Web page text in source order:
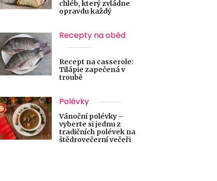
chléb, který zvládne
opravdu každý
Recepty na oběd
Recept na casserole:
Tilápie zapečená v
troubě
Polévky
Vánoční polévky –
vyberte si jednu z
tradičních polévek na
štědrovečerní večeři